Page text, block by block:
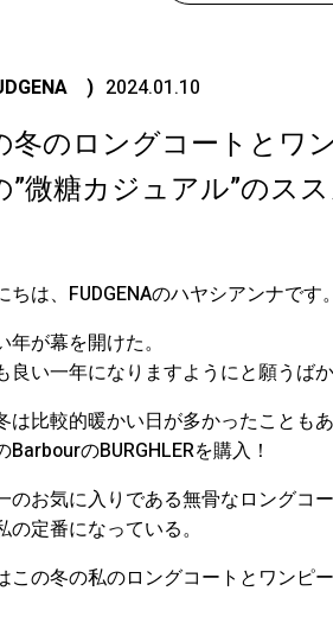
) 2024.01.10
冬のロングコートとワ
”微糖カジュアル”のスス
ちは、FUDGENAのハヤシアンナです。
年が幕を開けた。
良い一年になりますようにと願うばか
は比較的暖かい日が多かったことも
BarbourのBURGHLERを購入！
のお気に入りである無骨なロングコ
の定番になっている。
この冬の私のロングコートとワンピ